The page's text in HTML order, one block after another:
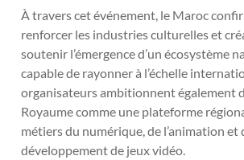
À travers cet événement, le Maroc
renforcer les industries culturelles et
soutenir l’émergence d’un écosystème
capable de rayonner à l’échelle
organisateurs ambitionnent également
Royaume comme une plateforme
métiers du numérique, de l’animation et
développement de jeux vidéo.